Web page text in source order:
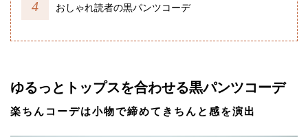
おしゃれ読者の黒パンツコーデ
ゆるっとトップスを合わせる黒パンツコーデ
楽ちんコーデは小物で締めてきちんと感を演出